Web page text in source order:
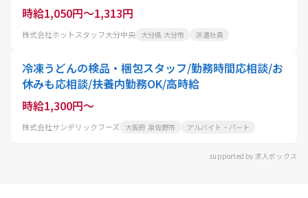
時給1,050円～1,313円
株式会社ホットスタッフ大分中央 大分県 大分市 派遣社員
冷凍うどんの検品・梱包スタッフ/勤務時間応相談/お
休みも応相談/扶養内勤務OK/高時給
時給1,300円～
株式会社サンデリックフーズ 大阪府 泉佐野市 アルバイト・パート
supported by 求人ボックス